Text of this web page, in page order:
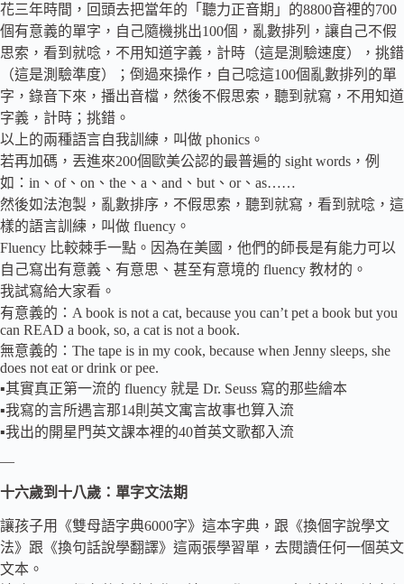
花三年時間，回頭去把當年的「聽力正音期」的8800音裡的700
個有意義的單字，自己隨機挑出100個，亂數排列，讓自己不假
思索，看到就唸，不用知道字義，計時（這是測驗速度），挑錯
（這是測驗準度）；倒過來操作，自己唸這100個亂數排列的單
字，錄音下來，播出音檔，然後不假思索，聽到就寫，不用知道
字義，計時；挑錯。
以上的兩種語言自我訓練，叫做 phonics。
若再加碼，丟進來200個歐美公認的最普遍的 sight words，例
如：in、of、on、the、a、and、but、or、as……
然後如法泡製，亂數排序，不假思索，聽到就寫，看到就唸，這
樣的語言訓練，叫做 fluency。
Fluency 比較棘手一點。因為在美國，他們的師長是有能力可以
自己寫出有意義、有意思、甚至有意境的 fluency 教材的。
我試寫給大家看。
有意義的：A book is not a cat, because you can’t pet a book but you
can READ a book, so, a cat is not a book.
無意義的：The tape is in my cook, because when Jenny sleeps, she
does not eat or drink or pee.
▪️其實真正第一流的 fluency 就是 Dr. Seuss 寫的那些繪本
▪️我寫的言所遇言那14則英文寓言故事也算入流
▪️我出的開星門英文課本裡的40首英文歌都入流
—
十六歲到十八歲：單字文法期
讓孩子用《雙母語字典6000字》這本字典，跟《換個字說學文
法》跟《換句話說學翻譯》這兩張學習單，去閱讀任何一個英文
文本。